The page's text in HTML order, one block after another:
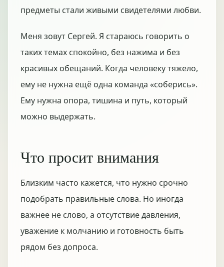
предметы стали живыми свидетелями любви.
Меня зовут Сергей. Я стараюсь говорить о
таких темах спокойно, без нажима и без
красивых обещаний. Когда человеку тяжело,
ему не нужна ещё одна команда «соберись».
Ему нужна опора, тишина и путь, который
можно выдержать.
Что просит внимания
Близким часто кажется, что нужно срочно
подобрать правильные слова. Но иногда
важнее не слово, а отсутствие давления,
уважение к молчанию и готовность быть
рядом без допроса.